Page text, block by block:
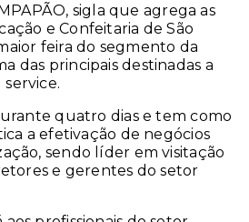
sigla que agrega as
e Confeitaria de São
feira do segmento da
das principais destinadas a
quatro dias e tem como
a efetivação de negócios
sendo líder em visitação
e gerentes do setor